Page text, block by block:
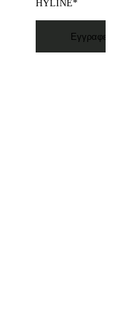
HYLINE*